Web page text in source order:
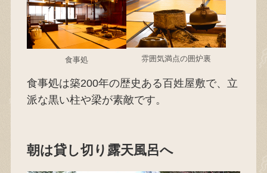
食事処 雰囲気満点の囲炉裏
食事処は築200年の歴史ある百姓屋敷で、立
派な黒い柱や梁が素敵です。
朝は貸し切り露天風呂へ